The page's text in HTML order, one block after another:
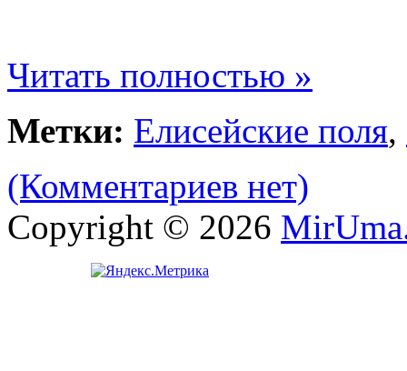
Читать полностью »
Метки: Елисейские поля,
(Комментариев нет)
Copyright © 2026